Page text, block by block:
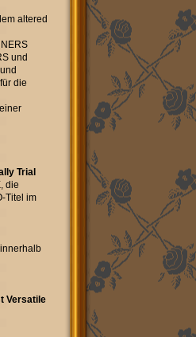
altered
und
die
Trial
, die
Titel im
Versatile